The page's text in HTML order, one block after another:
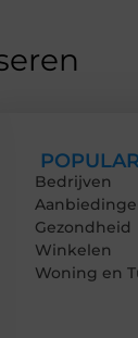
Bedrijven
Gezondheid
Winkelen
Woning en